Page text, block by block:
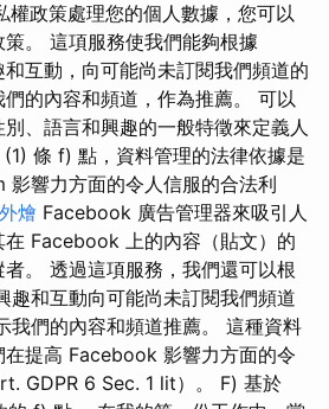
權政策處理您的個人數據，您可以
。 這項服務使我們能夠根據
互動，向可能尚未訂閱我們頻道的
的內容和頻道，作為推薦。 可以
、語言和興趣的一般特徵來定義人
條 f) 點，資料管理的法律依據是
響力方面的令人信服的合法利
燴 Facebook 廣告管理器來吸引人
Facebook 上的內容（貼文）的
。 透過這項服務，我們還可以根
和互動向可能尚未訂閱我們頻道
我們的內容和頻道推薦。 這種資料
提高 Facebook 影響力方面的令
GDPR 6 Sec. 1 lit）。 F) 基於